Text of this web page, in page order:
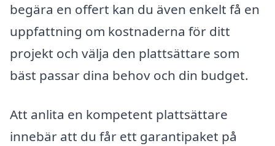
begära en offert kan du även enkelt få en
uppfattning om kostnaderna för ditt
projekt och välja den plattsättare som
bäst passar dina behov och din budget.
Att anlita en kompetent plattsättare
innebär att du får ett garantipaket på